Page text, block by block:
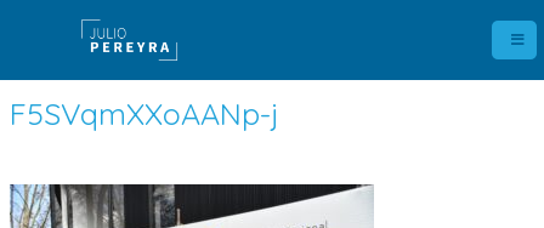
F5SVqmXXoAANp-j